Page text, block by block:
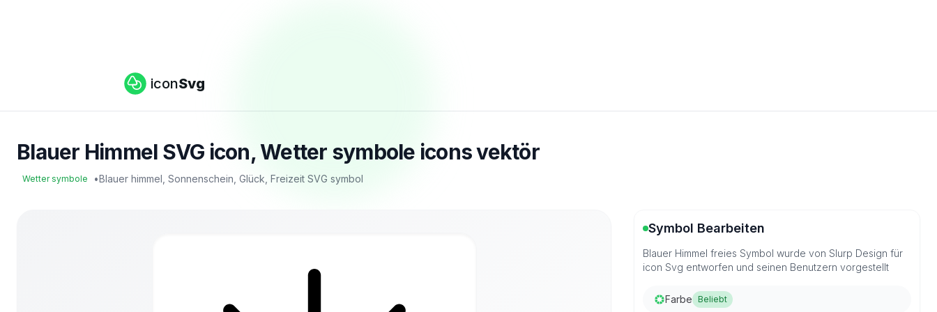
iconSvg
Blauer Himmel SVG icon, Wetter symbole icons vektör
Wetter symbole •Blauer himmel, Sonnenschein, Glück, Freizeit SVG symbol
Symbol Bearbeiten
Blauer Himmel freies Symbol wurde von Slurp Design für
icon Svg entworfen und seinen Benutzern vorgestellt
Farbe Beliebt